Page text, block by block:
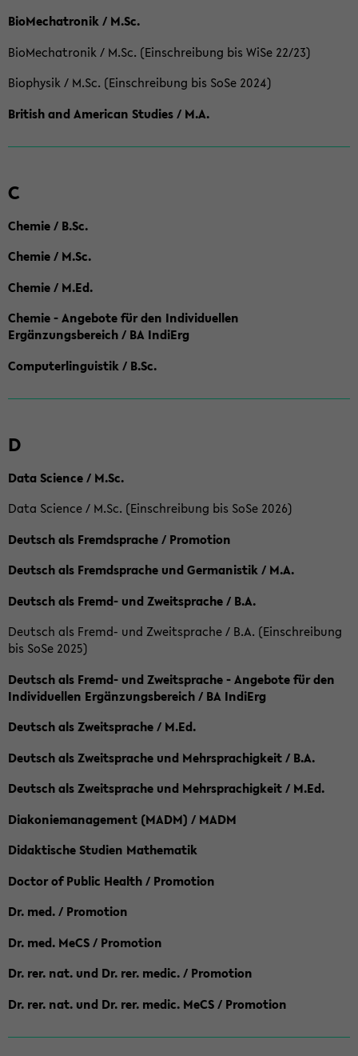
BioMechatronik / M.Sc.
BioMechatronik / M.Sc. (Einschreibung bis WiSe 22/23)
Biophysik / M.Sc. (Einschreibung bis SoSe 2024)
British and American Studies / M.A.
C
Chemie / B.Sc.
Chemie / M.Sc.
Chemie / M.Ed.
Chemie - Angebote für den Individuellen
Ergänzungsbereich / BA IndiErg
Computerlinguistik / B.Sc.
D
Data Science / M.Sc.
Data Science / M.Sc. (Einschreibung bis SoSe 2026)
Deutsch als Fremdsprache / Promotion
Deutsch als Fremdsprache und Germanistik / M.A.
Deutsch als Fremd- und Zweitsprache / B.A.
Deutsch als Fremd- und Zweitsprache / B.A. (Einschreibung
bis SoSe 2025)
Deutsch als Fremd- und Zweitsprache - Angebote für den
Individuellen Ergänzungsbereich / BA IndiErg
Deutsch als Zweitsprache / M.Ed.
Deutsch als Zweitsprache und Mehrsprachigkeit / B.A.
Deutsch als Zweitsprache und Mehrsprachigkeit / M.Ed.
Diakoniemanagement (MADM) / MADM
Didaktische Studien Mathematik
Doctor of Public Health / Promotion
Dr. med. / Promotion
Dr. med. MeCS / Promotion
Dr. rer. nat. und Dr. rer. medic. / Promotion
Dr. rer. nat. und Dr. rer. medic. MeCS / Promotion